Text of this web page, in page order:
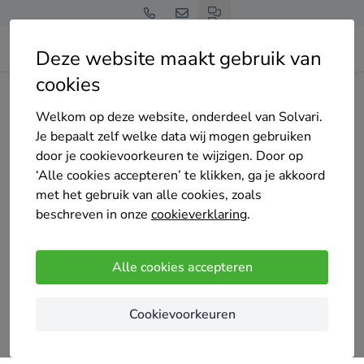
Deze website maakt gebruik van
cookies
Welkom op deze website, onderdeel van Solvari.
Je bepaalt zelf welke data wij mogen gebruiken
door je cookievoorkeuren te wijzigen. Door op
‘Alle cookies accepteren’ te klikken, ga je akkoord
met het gebruik van alle cookies, zoals
beschreven in onze cookieverklaring.
Alle cookies accepteren
Cookievoorkeuren
Home Bedrijven overzicht
Rotar Windows BV
(1 reviews)
Rotar Windows is een kunststof kozijnen fabrikant